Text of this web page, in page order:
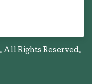
. All Rights Reserved.